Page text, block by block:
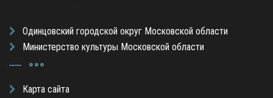
Одинцовский городской округ Московской области
Министерство культуры Московской области
Карта сайта